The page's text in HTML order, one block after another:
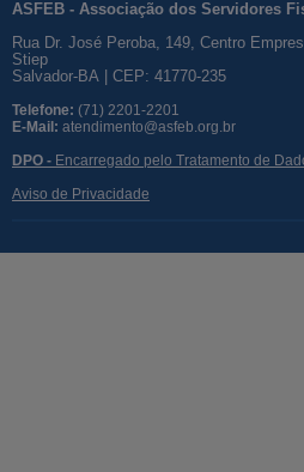
ASFEB - Associação dos Servidores
Rua Dr. José Peroba, 149, Centro
Stiep
Salvador-BA | CEP: 41770-235
Telefone: (71) 2201-2201
E-Mail: atendimento@asfeb.org.br
DPO - Encarregado pelo Tratamento de
Aviso de Privacidade